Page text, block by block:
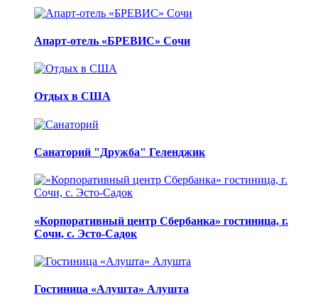
Апарт-отель «БРЕВИС» Сочи
Отдых в США
Санаторий "Дружба" Геленджик
«Корпоративный центр Сбербанка» гостиница, г.
Сочи, с. Эсто-Садок
Гостиница «Алушта» Алушта